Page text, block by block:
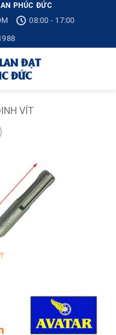
PHÚC ĐỨC
08:00 - 17:00
VÍT